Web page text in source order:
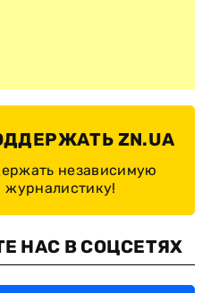
ZN.UA
независимую
журналистику!
НАС В СОЦСЕТЯХ